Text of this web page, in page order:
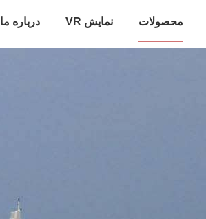
محصولات نمایش VR درباره ما